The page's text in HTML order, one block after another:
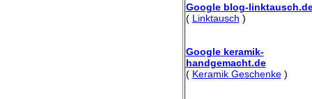
Google blog-
( Linktausch )
Google keramik-
handgemacht.de
( Keramik Geschenke)